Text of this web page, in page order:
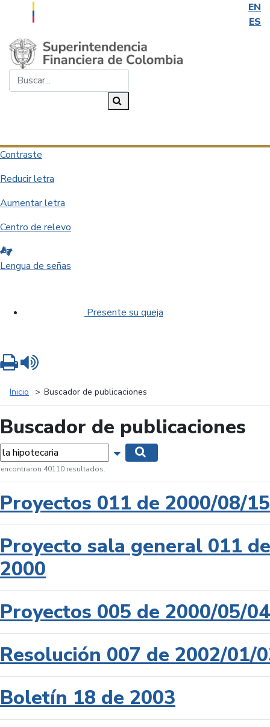
EN
ES
Saltar al contenido principal
Contraste
Reducir letra
Aumentar letra
Centro de relevo
Lengua de señas
Presente su queja
Inicio Buscador de publicaciones
Buscador de publicaciones
Mostrar opciones de búsqueda
encontraron 40110 resultados.
Proyectos 011 de 2000/08/15
Proyecto sala general 011 de
2000
Proyectos 005 de 2000/05/04
Resolución 007 de 2002/01/
Boletín 18 de 2003
Imprimir